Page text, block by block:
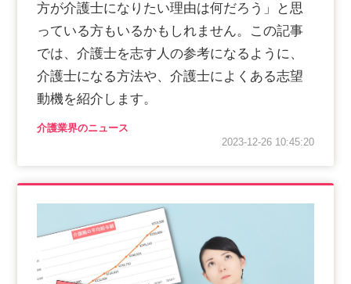
方が介護士になりたい理由は何だろう」と思
っている方もいるかもしれません。この記事
では、介護士を志す人の参考になるように、
介護士になる方法や、介護士によくある志望
動機を紹介します。
介護業界のニュース
2023-12-26 10:45:20